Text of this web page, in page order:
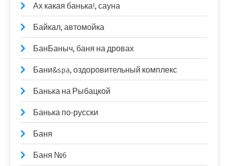
Ах какая банька!, сауна
Байкал, автомойка
БанБаныч, баня на дровах
Бани&spa, оздоровительный комплекс
Банька на Рыбацкой
Банька по-русски
Баня
Баня №6